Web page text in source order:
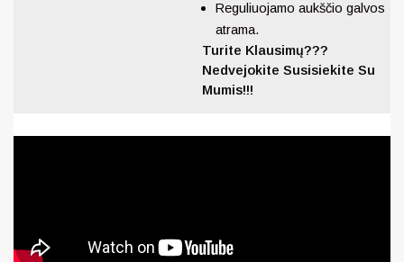
Reguliuojamo aukščio galvos
atrama.
Turite Klausimų???
Nedvejokite Susisiekite Su
Mumis!!!